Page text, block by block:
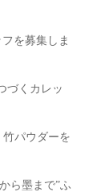
を募集しま
づくカレッ
竹パウダーを
ら墨まで”ふ